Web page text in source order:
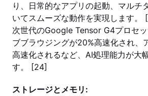
り、日常的なアプリの起動、マルチ
いてスムーズな動作を実現します
次世代のGoogle Tensor G4プロセ
ブブラウジングが20%高速化され、
高速化されるなど、AI処理能力が大
す。 [24]
ストレージとメモリ: